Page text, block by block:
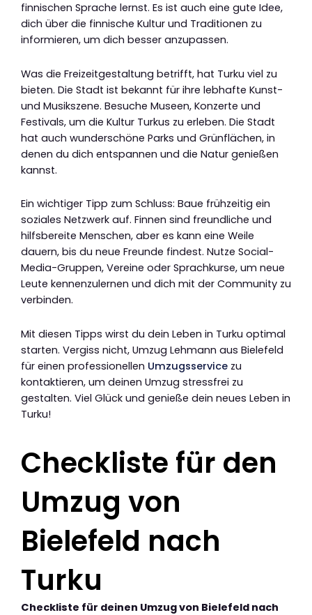
finnischen Sprache lernst. Es ist auch eine gute Idee,
dich über die finnische Kultur und Traditionen zu
informieren, um dich besser anzupassen.
Was die Freizeitgestaltung betrifft, hat Turku viel zu
bieten. Die Stadt ist bekannt für ihre lebhafte Kunst-
und Musikszene. Besuche Museen, Konzerte und
Festivals, um die Kultur Turkus zu erleben. Die Stadt
hat auch wunderschöne Parks und Grünflächen, in
denen du dich entspannen und die Natur genießen
kannst.
Ein wichtiger Tipp zum Schluss: Baue frühzeitig ein
soziales Netzwerk auf. Finnen sind freundliche und
hilfsbereite Menschen, aber es kann eine Weile
dauern, bis du neue Freunde findest. Nutze Social-
Media-Gruppen, Vereine oder Sprachkurse, um neue
Leute kennenzulernen und dich mit der Community zu
verbinden.
Mit diesen Tipps wirst du dein Leben in Turku optimal
starten. Vergiss nicht, Umzug Lehmann aus Bielefeld
für einen professionellen Umzugsservice zu
kontaktieren, um deinen Umzug stressfrei zu
gestalten. Viel Glück und genieße dein neues Leben in
Turku!
Checkliste für den
Umzug von
Bielefeld nach
Turku
Checkliste für deinen Umzug von Bielefeld nach